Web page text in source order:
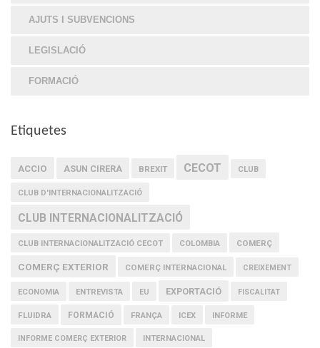
AJUTS I SUBVENCIONS
LEGISLACIÓ
FORMACIÓ
Etiquetes
ACCIO ASUN CIRERA BREXIT CECOT CLUB
CLUB D'INTERNACIONALITZACIÓ
CLUB INTERNACIONALITZACIÓ
CLUB INTERNACIONALITZACIÓ CECOT COLOMBIA COMERÇ
COMERÇ EXTERIOR COMERÇ INTERNACIONAL CREIXEMENT
ECONOMIA ENTREVISTA EU EXPORTACIÓ FISCALITAT
FLUIDRA FORMACIÓ FRANÇA ICEX INFORME
INFORME COMERÇ EXTERIOR INTERNACIONAL